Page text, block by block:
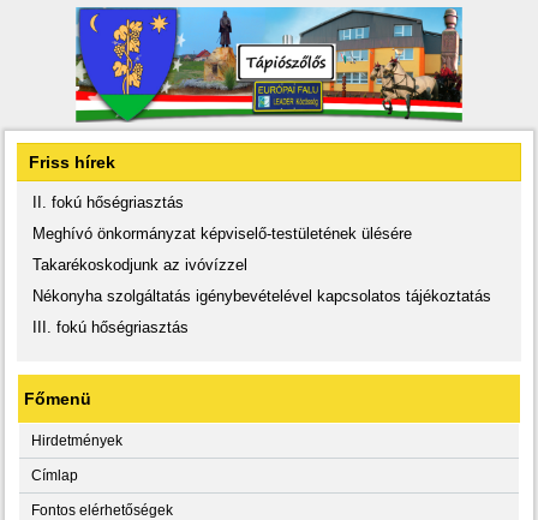
Friss hírek
II. fokú hőségriasztás
Meghívó önkormányzat képviselő-testületének ülésére
Takarékoskodjunk az ivóvízzel
Nékonyha szolgáltatás igénybevételével kapcsolatos tájékoztatás
III. fokú hőségriasztás
Főmenü
Hirdetmények
Címlap
Fontos elérhetőségek